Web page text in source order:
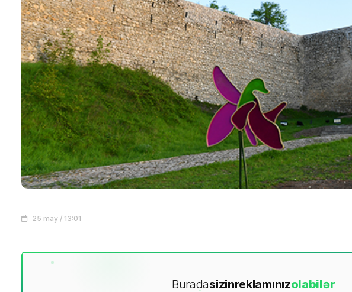
25 may / 13:01
Buradasizinreklamınızolabilər